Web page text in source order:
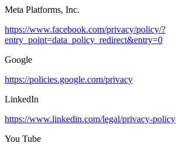
Meta Platforms, Inc.
https://www.facebook.com/privacy/policy/?
entry_point=data_policy_redirect&entry=0
Google
https://policies.google.com/privacy
LinkedIn
https://www.linkedin.com/legal/privacy-policy
You Tube